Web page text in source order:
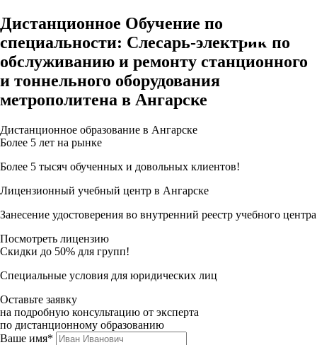
Дистанционное Обучение по
специальности: Слесарь-электрик по
обслуживанию и ремонту станционного
и тоннельного оборудования
метрополитена в Ангарске
Дистанционное образование в Ангарске
Более 5 лет на рынке
Более 5 тысяч обученных и довольных клиентов!
Лицензионный учебный центр в Ангарске
Занесение удостоверения во внутренний реестр учебного центра
Посмотреть лицензию
Скидки до 50% для групп!
Специальные условия для юридических лиц
Оставьте заявку
на подробную консультацию от эксперта
по дистанционному образованию
Ваше имя*